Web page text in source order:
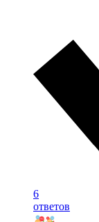
6
ответов